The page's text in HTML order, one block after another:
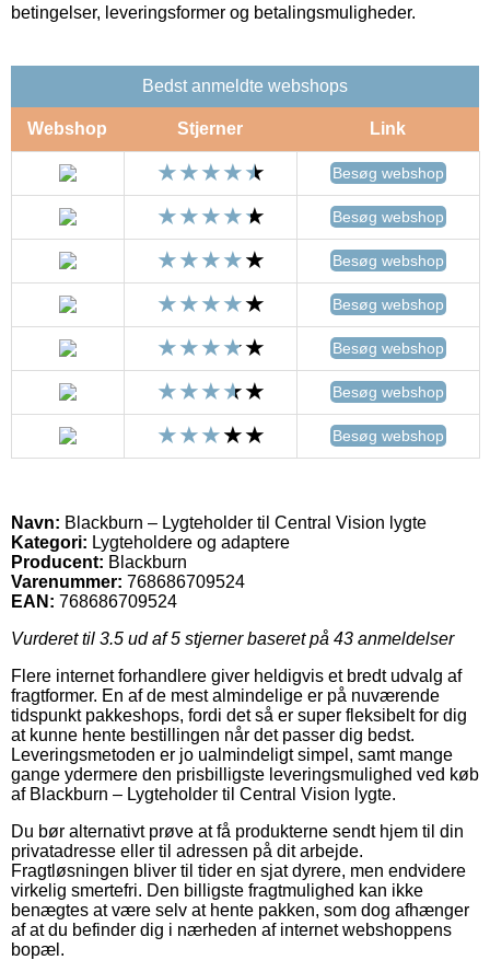
betingelser, leveringsformer og betalingsmuligheder.
Bedst anmeldte webshops
Webshop Stjerner Link
Besøg webshop
Besøg webshop
Besøg webshop
Besøg webshop
Besøg webshop
Besøg webshop
Besøg webshop
Navn: Blackburn – Lygteholder til Central Vision lygte
Kategori: Lygteholdere og adaptere
Producent: Blackburn
Varenummer: 768686709524
EAN: 768686709524
Vurderet til 3.5 ud af 5 stjerner baseret på 43 anmeldelser
Flere internet forhandlere giver heldigvis et bredt udvalg af
fragtformer. En af de mest almindelige er på nuværende
tidspunkt pakkeshops, fordi det så er super fleksibelt for dig
at kunne hente bestillingen når det passer dig bedst.
Leveringsmetoden er jo ualmindeligt simpel, samt mange
gange ydermere den prisbilligste leveringsmulighed ved køb
af Blackburn – Lygteholder til Central Vision lygte.
Du bør alternativt prøve at få produkterne sendt hjem til din
privatadresse eller til adressen på dit arbejde.
Fragtløsningen bliver til tider en sjat dyrere, men endvidere
virkelig smertefri. Den billigste fragtmulighed kan ikke
benægtes at være selv at hente pakken, som dog afhænger
af at du befinder dig i nærheden af internet webshoppens
bopæl.